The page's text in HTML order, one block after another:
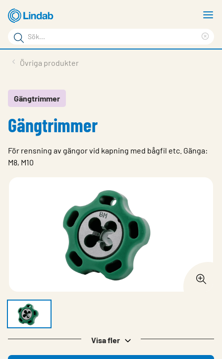
Hoppa
till
huvudinnehållet
Sökord
Sök
på
Service & Support
Hållbarhet
Om Lindab
Kontakt
Övriga produkter
Gängtrimmer
Gängtrimmer
För rensning av gängor vid kapning med bågfil etc. Gänga:
M8, M10
Visa fler